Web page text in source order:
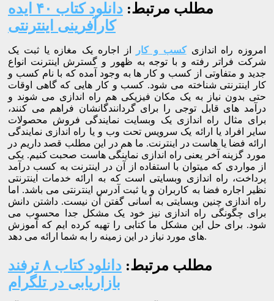
مطلب مرتبط:
دانلود کتاب ۴۰ ایده
کارآفرینی اینترنتی
امروزه راه اندازیکسب و کار
از اجاره یک مغازه یا ثبت یک
شرکت فراتر رفته و با توجه به ظهور و گسترش اینترنت انواع
جدید و متفاوتی از کسب و کار ها به وجود آمده که با نام کسب و
کار اینترنتی شناخته می شود. کسب و کار هایی که گاهی اوقات
حتی بدون نیاز به یک مکان فیزیکی هم راه اندازی می شوند و
درآمد های قابل توجی را برای گردانندگانشان فراهم می کنند،
برای مثال راه اندازی یک وبسایت نمایندگی فروش محصولات
سایر افراد یا ارائه یک سرویس تحت وب و یا راه اندازی نمایندگی
ارائه فضا یا هاست در اینترنت. ما هم در این مطلب قصد داریم در
مورد گزینه آخر یعنی راه اندازی نماینگی هاست صحبت کنیم. یکی
از مواردی که میتوان با استفاده از آن در اینترنت به کسب درآمد
پرداخت، راه اندازی وبسایتی است که به ارائه خدمات اینترنتی
نظیر اجاره فضا به کاربران و یا ثبت آدرس اینترنتی می باشد. اما
راه اندازی چنین وبسایتی به آسانی گفتن آن نیست. داشتن دانش
برای چگونگی راه اندازی نیز خود یک مشکل جدا محسوب می
شود. برای حل این مشکل ما کتابی را تهیه کرده ایم که آموزش
های مورد نیاز در این زمینه را به شما ارائه می دهد.
مطلب مرتبط:
دانلود کتاب ۸ ترفند
بازاریابی در تلگرام